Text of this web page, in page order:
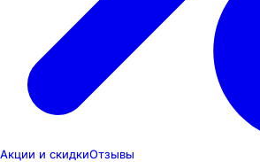
Акции и скидкиОтзывы